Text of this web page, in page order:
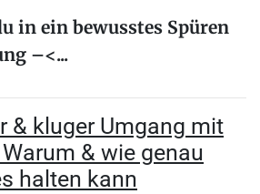
in ein bewusstes Spüren
–<...
& kluger Umgang mit
& wie genau
halten kann